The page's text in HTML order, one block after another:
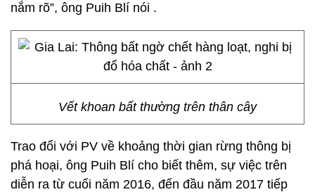
nắm rõ”, ông Puih Blí nói .
Vết khoan bất thường trên thân cây
Trao đổi với PV về khoảng thời gian rừng thông bị
phá hoại, ông Puih Blí cho biết thêm, sự việc trên
diễn ra từ cuối năm 2016, đến đầu năm 2017 tiếp